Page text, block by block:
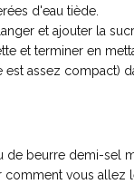
d'eau tiède.
et ajouter la
et terminer en
assez compact)
de beurre demi-sel
vous allez